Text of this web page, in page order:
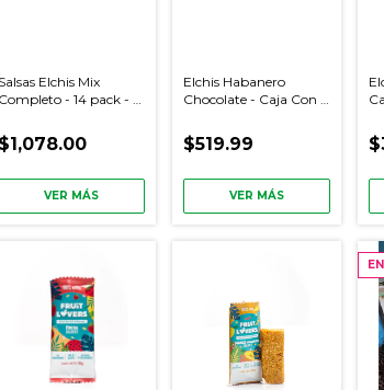
Salsas Elchis Mix
Completo - 14 pack - 2
$1,078.00
VER MÁS
Elchis Habanero
Chocolate - Caja Con 6
$519.99
VER MÁS